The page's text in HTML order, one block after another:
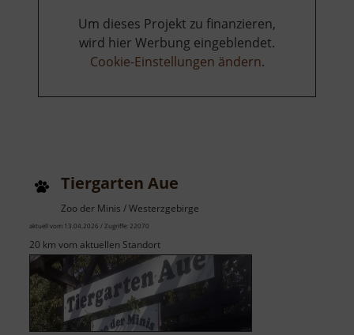
Um dieses Projekt zu finanzieren,
wird hier Werbung eingeblendet.
Cookie-Einstellungen ändern.
Tiergarten Aue
Zoo der Minis / Westerzgebirge
aktuell vom 13.04.2026 / Zugriffe: 22070
20 km vom aktuellen Standort